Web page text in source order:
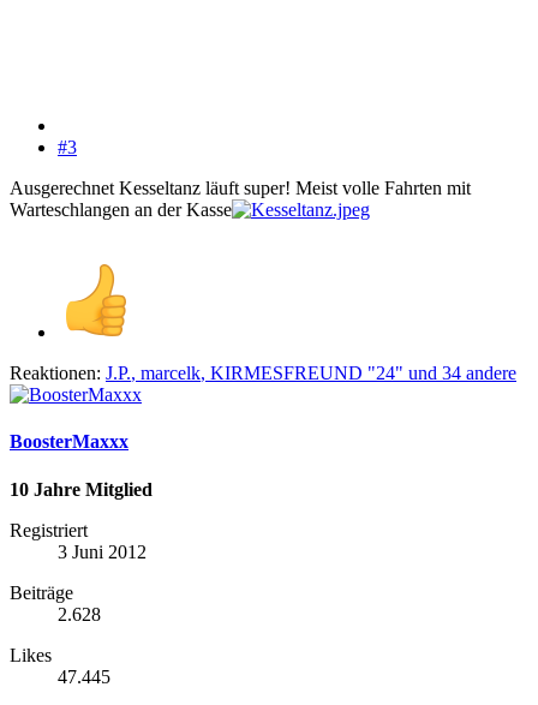
#3
Ausgerechnet Kesseltanz läuft super! Meist volle Fahrten mit
Warteschlangen an der Kasse
Reaktionen: J.P., marcelk, KIRMESFREUND "24" und 34 andere
BoosterMaxxx
10 Jahre Mitglied
Registriert
3 Juni 2012
Beiträge
2.628
Likes
47.445